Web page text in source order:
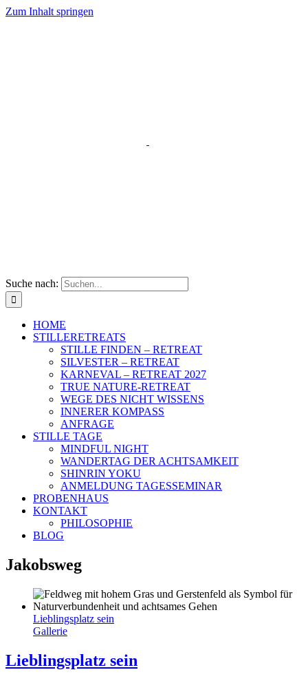
Zum Inhalt springen
Suche nach:
HOME
STILLERETREATS
STILLE FINDEN – RETREAT
SILVESTER – RETREAT
KARNEVAL – RETREAT 2027
TRUE NATURE-RETREAT
WEGE DES NICHT WISSENS
INNERER KOMPASS
ANFRAGE
STILLE TAGE
MINDFUL NIGHT
WANDERTAG DER ACHTSAMKEIT
SHINRIN YOKU
ANMELDUNG TAGESSEMINAR
PROBENHAUS
KONTAKT
PHILOSOPHIE
BLOG
Jakobsweg
Lieblingsplatz sein
Gallerie
Lieblingsplatz sein